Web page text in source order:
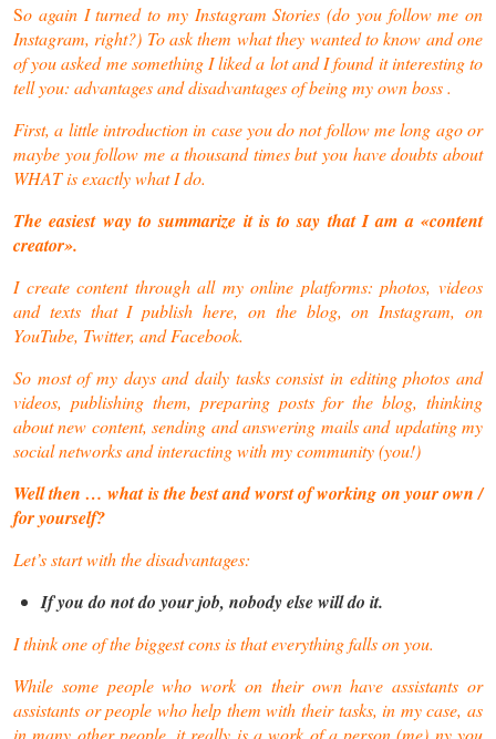
So again I turned to my Instagram Stories (do you follow me on
Instagram, right?) To ask them what they wanted to know and one
of you asked me something I liked a lot and I found it interesting to
tell you: advantages and disadvantages of being my own boss .
First, a little introduction in case you do not follow me long ago or
maybe you follow me a thousand times but you have doubts about
WHAT is exactly what I do.
The easiest way to summarize it is to say that I am a «content
creator».
I create content through all my online platforms: photos, videos
and texts that I publish here, on the blog, on Instagram, on
YouTube, Twitter, and Facebook.
So most of my days and daily tasks consist in editing photos and
videos, publishing them, preparing posts for the blog, thinking
about new content, sending and answering mails and updating my
social networks and interacting with my community (you!)
Well then … what is the best and worst of working on your own /
for yourself?
Let’s start with the disadvantages:
If you do not do your job, nobody else will do it.
I think one of the biggest cons is that everything falls on you.
While some people who work on their own have assistants or
assistants or people who help them with their tasks, in my case, as
in many other people, it really is a work of a person (me) ny you